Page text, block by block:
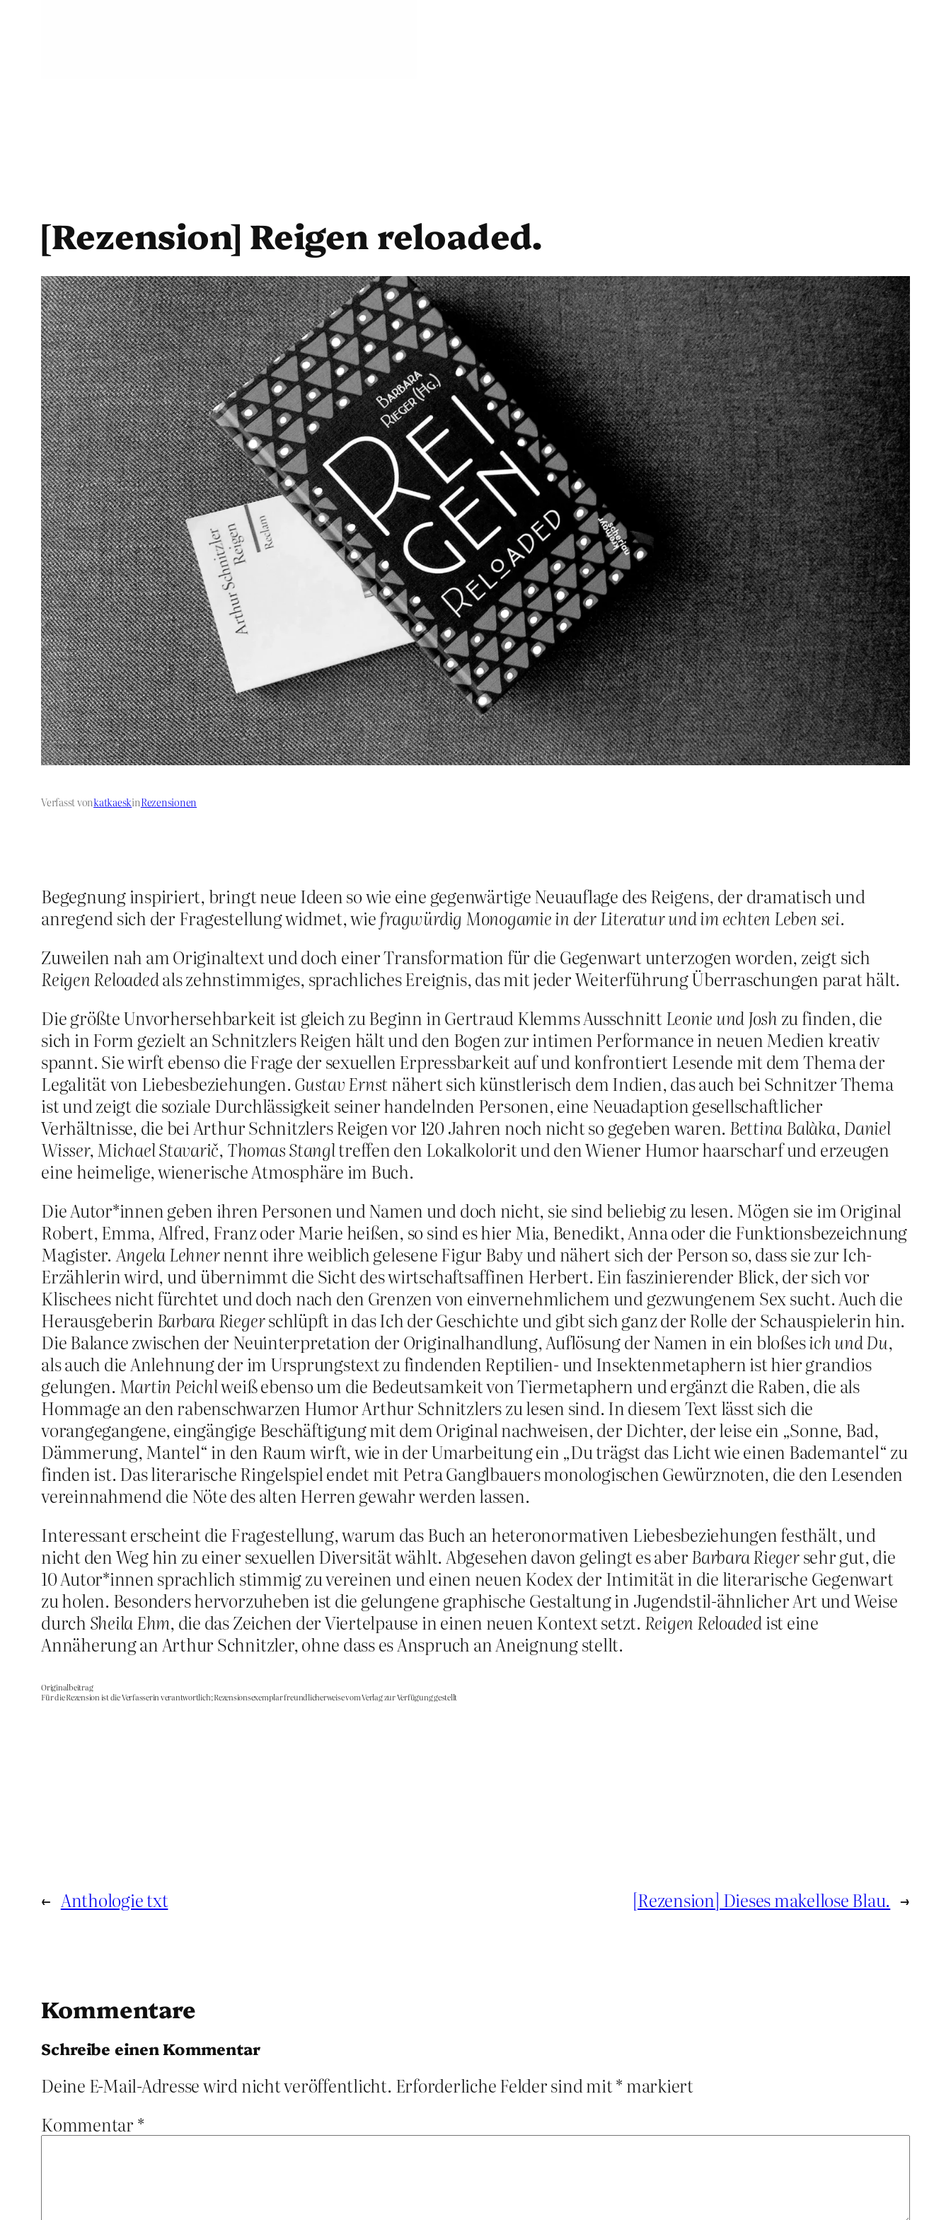
[Rezension] Reigen reloaded.
Verfasst vonkatkaeskinRezensionen
Begegnung inspiriert, bringt neue Ideen so wie eine gegenwärtige Neuauflage des Reigens, der dramatisch und
anregend sich der Fragestellung widmet, wiefragwürdig Monogamie in der Literatur und im echten Leben sei.
Zuweilen nah am Originaltext und doch einer Transformation für die Gegenwart unterzogen worden, zeigt sich
Reigen Reloadedals zehnstimmiges, sprachliches Ereignis, das mit jeder Weiterführung Überraschungen parat hält.
Die größte Unvorhersehbarkeit ist gleich zu Beginn in Gertraud Klemms AusschnittLeonie und Josh zu finden, die
sich in Form gezielt an Schnitzlers Reigen hält und den Bogen zur intimen Performance in neuen Medien kreativ
spannt. Sie wirft ebenso die Frage der sexuellen Erpressbarkeit auf und konfrontiert Lesende mit dem Thema der
Legalität von Liebesbeziehungen. Gustav Ernstnähert sich künstlerisch dem Indien, das auch bei Schnitzer Thema
ist und zeigt die soziale Durchlässigkeit seiner handelnden Personen, eine Neuadaption gesellschaftlicher
Verhältnisse, die bei Arthur Schnitzlers Reigen vor 120 Jahren noch nicht so gegeben waren. Bettina Balàka, Daniel
Wisser, Michael Stavarič, Thomas Stangltreffen den Lokalkolorit und den Wiener Humor haarscharf und erzeugen
eine heimelige, wienerische Atmosphäre im Buch.
Die Autor*innen geben ihren Personen und Namen und doch nicht, sie sind beliebig zu lesen. Mögen sie im Original
Robert, Emma, Alfred, Franz oder Marie heißen, so sind es hier Mia, Benedikt, Anna oder die Funktionsbezeichnung
Magister. Angela Lehnernennt ihre weiblich gelesene Figur Baby und nähert sich der Person so, dass sie zur Ich-
Erzählerin wird, und übernimmt die Sicht des wirtschaftsaffinen Herbert. Ein faszinierender Blick, der sich vor
Klischees nicht fürchtet und doch nach den Grenzen von einvernehmlichem und gezwungenem Sex sucht. Auch die
Herausgeberin Barbara Riegerschlüpft in das Ich der Geschichte und gibt sich ganz der Rolle der Schauspielerin hin.
Die Balance zwischen der Neuinterpretation der Originalhandlung, Auflösung der Namen in ein bloßesich und Du,
als auch die Anlehnung der im Ursprungstext zu findenden Reptilien- und Insektenmetaphern ist hier grandios
gelungen. Martin Peichlweiß ebenso um die Bedeutsamkeit von Tiermetaphern und ergänzt die Raben, die als
Hommage an den rabenschwarzen Humor Arthur Schnitzlers zu lesen sind. In diesem Text lässt sich die
vorangegangene, eingängige Beschäftigung mit dem Original nachweisen, der Dichter, der leise ein „Sonne, Bad,
Dämmerung, Mantel“ in den Raum wirft, wie in der Umarbeitung ein „Du trägst das Licht wie einen Bademantel“ zu
finden ist. Das literarische Ringelspiel endet mit Petra Ganglbauers monologischen Gewürznoten, die den Lesenden
vereinnahmend die Nöte des alten Herren gewahr werden lassen.
Interessant erscheint die Fragestellung, warum das Buch an heteronormativen Liebesbeziehungen festhält, und
nicht den Weg hin zu einer sexuellen Diversität wählt. Abgesehen davon gelingt es aberBarbara Riegersehr gut, die
10 Autor*innen sprachlich stimmig zu vereinen und einen neuen Kodex der Intimität in die literarische Gegenwart
zu holen. Besonders hervorzuheben ist die gelungene graphische Gestaltung in Jugendstil-ähnlicher Art und Weise
durch Sheila Ehm, die das Zeichen der Viertelpause in einen neuen Kontext setzt. Reigen Reloadedist eine
Annäherung an Arthur Schnitzler, ohne dass es Anspruch an Aneignung stellt.
Originalbeitrag
Für die Rezension ist die Verfasserin verantwortlich; Rezensionsexemplar freundlicherweise vom Verlag zur Verfügung gestellt
← Anthologie txt [Rezension] Dieses makellose Blau. →
Kommentare
Schreibe einen Kommentar
Deine E-Mail-Adresse wird nicht veröffentlicht. Erforderliche Felder sind mit* markiert
Kommentar *